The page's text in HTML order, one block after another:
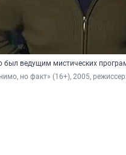
был ведущим мистических
но факт» (16+), 2005,